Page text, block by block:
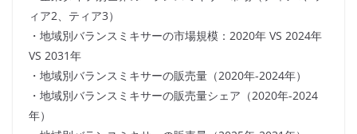
ィア2、ティア3）
・地域別バランスミキサーの市場規模：2020年 VS 2024年
VS 2031年
・地域別バランスミキサーの販売量（2020年-2024年）
・地域別バランスミキサーの販売量シェア（2020年-2024
年）